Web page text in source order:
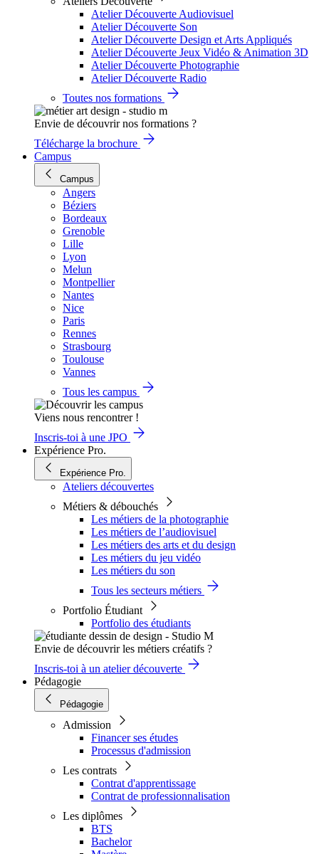
Atelier Découverte Audiovisuel
Atelier Découverte Son
Atelier Découverte Design et Arts Appliqués
Atelier Découverte Jeux Vidéo & Animation 3D
Atelier Découverte Photographie
Atelier Découverte Radio
Toutes nos formations
Envie de découvrir nos formations ?
Télécharge la brochure
Campus
Campus
Angers
Béziers
Bordeaux
Grenoble
Lille
Lyon
Melun
Montpellier
Nantes
Nice
Paris
Rennes
Strasbourg
Toulouse
Vannes
Tous les campus
Viens nous rencontrer !
Inscris-toi à une JPO
Expérience Pro.
Expérience Pro.
Ateliers découvertes
Métiers & débouchés
Les métiers de la photographie
Les métiers de l’audiovisuel
Les métiers des arts et du design
Les métiers du jeu vidéo
Les métiers du son
Tous les secteurs métiers
Portfolio Étudiant
Portfolio des étudiants
Envie de découvrir les métiers créatifs ?
Inscris-toi à un atelier découverte
Pédagogie
Pédagogie
Admission
Financer ses études
Processus d'admission
Les contrats
Contrat d'apprentissage
Contrat de professionnalisation
Les diplômes
BTS
Bachelor